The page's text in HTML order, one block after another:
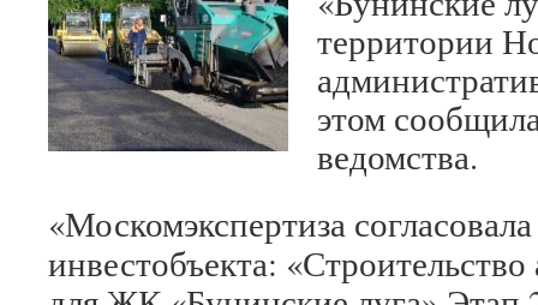
территории
этом
ведомства.
«Москомэкспертиза
инвестобъекта: